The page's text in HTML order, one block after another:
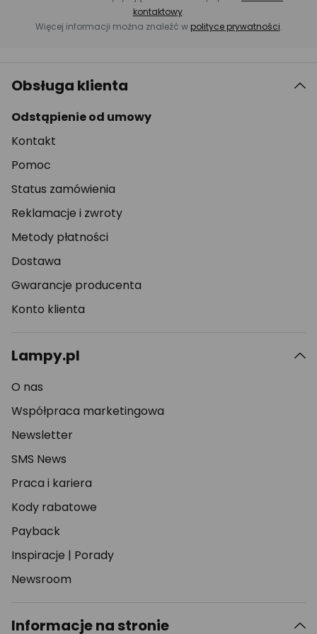
kontaktowy.
Więcej informacji można znaleźć w polityce prywatności.
Obsługa klienta
Odstąpienie od umowy
Kontakt
Pomoc
Status zamówienia
Reklamacje i zwroty
Metody płatności
Dostawa
Gwarancje producenta
Konto klienta
Lampy.pl
O nas
Współpraca marketingowa
Newsletter
SMS News
Praca i kariera
Kody rabatowe
Payback
Inspiracje | Porady
Newsroom
Informacje na stronie